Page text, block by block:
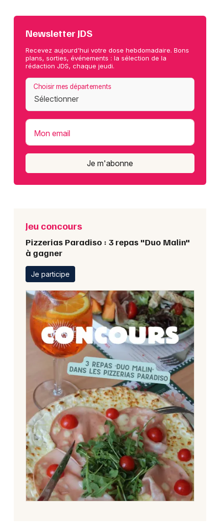
Newsletter JDS
Recevez aujourd'hui votre dose hebdomadaire. Bons
plans, sorties, événements : la sélection de la
rédaction JDS, chaque jeudi.
Choisir mes départements
Mon email
Je m'abonne
Jeu concours
Pizzerias Paradiso : 3 repas "Duo Malin"
à gagner
Je participe